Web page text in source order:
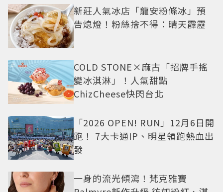
新莊人氣冰店「龍安粉條冰」預
告熄燈！粉絲捨不得：晴天霹靂
COLD STONE×麻古「招牌手搖
變冰淇淋」！人氣甜點
ChizCheese快閃台北
「2026 OPEN! RUN」12月6日開
跑！ 7大卡通IP、明星領跑熱血出
發
一身的流光傾瀉！梵克雅寶